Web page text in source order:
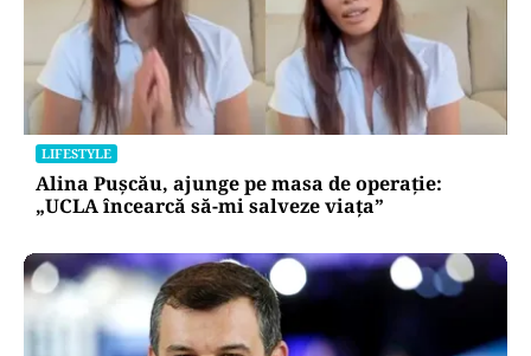
LIFESTYLE
Alina Pușcău, ajunge pe masa de operație:
„UCLA încearcă să-mi salveze viața”